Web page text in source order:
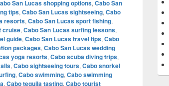
San Lucas shopping options, Cabo San
tips, Cabo San Lucas sightseeing, Cabo
resorts, Cabo San Lucas sport fishing,
cruise, Cabo San Lucas surfing lessons,
guide, Cabo San Lucas travel tips, Cabo
packages, Cabo San Lucas wedding
yoga resorts, Cabo scuba diving trips,
, Cabo sightseeing tours, Cabo snorkel
, Cabo swimming, Cabo swimming
, Cabo tequila tasting, Cabo tourist